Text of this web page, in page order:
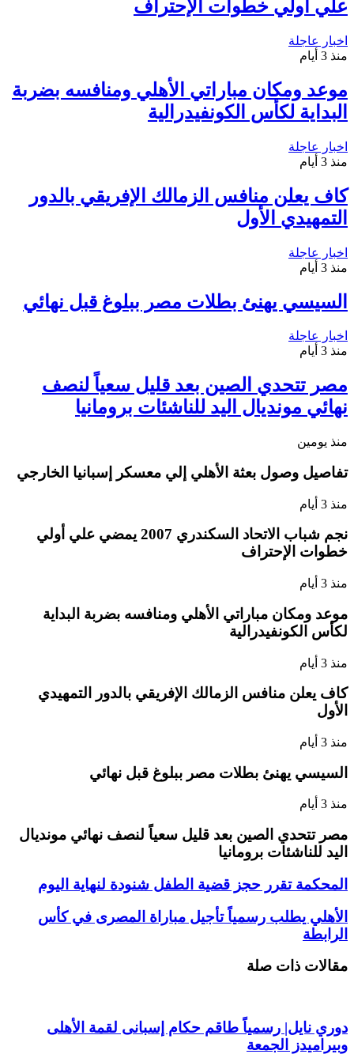
علي أولي خطوات الإحتراف
اخبار عاجلة
منذ 3 أيام
موعد ومكان مباراتي الأهلي ومنافسه بضربة
البداية لكأس الكونفيدرالية
اخبار عاجلة
منذ 3 أيام
كاف يعلن منافس الزمالك الإفريقي بالدور
التمهيدي الأول
اخبار عاجلة
منذ 3 أيام
السيسي يهنئ بطلات مصر ببلوغ قبل نهائي
اخبار عاجلة
منذ 3 أيام
مصر تتحدي الصين بعد قليل سعياً لنصف
نهائي مونديال اليد للناشئات برومانيا
منذ يومين
تفاصيل وصول بعثة الأهلي إلي معسكر إسبانيا الخارجي
منذ 3 أيام
نجم شباب الاتحاد السكندري 2007 يمضي علي أولي
خطوات الإحتراف
منذ 3 أيام
موعد ومكان مباراتي الأهلي ومنافسه بضربة البداية
لكأس الكونفيدرالية
منذ 3 أيام
كاف يعلن منافس الزمالك الإفريقي بالدور التمهيدي
الأول
منذ 3 أيام
السيسي يهنئ بطلات مصر ببلوغ قبل نهائي
منذ 3 أيام
مصر تتحدي الصين بعد قليل سعياً لنصف نهائي مونديال
اليد للناشئات برومانيا
المحكمة تقرر حجز قضية الطفل شنودة لنهاية اليوم
الأهلي يطلب رسمياً تأجيل مباراة المصرى في كأس
الرابطة
مقالات ذات صلة
دوري نايل| رسمياً طاقم حكام إسبانى لقمة الأهلى
وبيراميدز الجمعة